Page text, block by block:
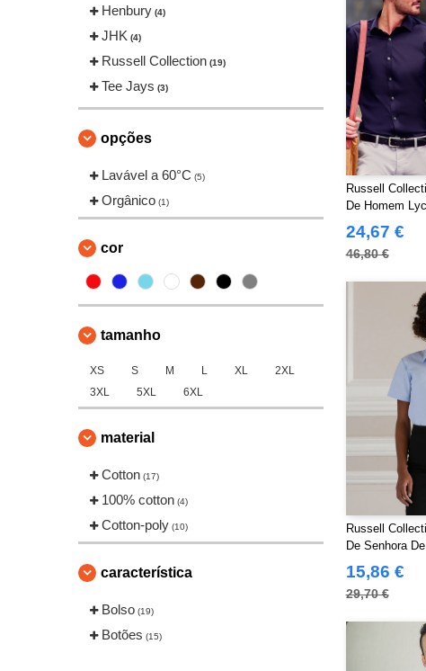
Henbury (4)
JHK (4)
Russell Collection (19)
Tee Jays (3)
opções
Lavável a 60°C (5)
Orgânico (1)
cor
tamanho
XS S M L XL
2XL
3XL
5XL 6XL
material
Cotton (17)
100% cotton (4)
Cotton-poly (10)
característica
Bolso (19)
Botões (15)
Russell
De Homem
24,67 €
46,80 €
Russell
De Senhora
Easy Care
15,86 €
29,70 €